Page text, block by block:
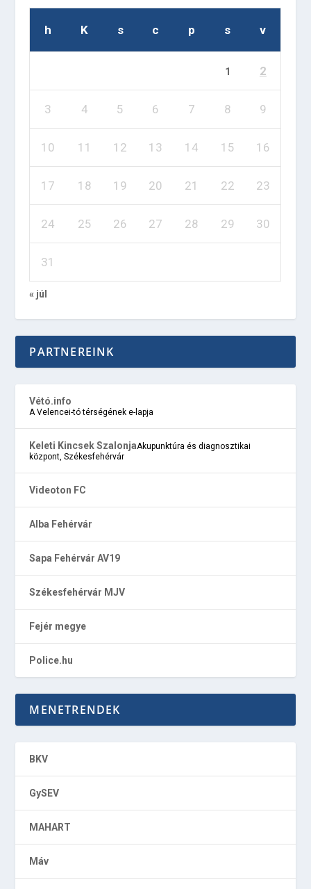
h K s c p s v
1 2
3 4 5 6 7 8 9
10 11 12 13 14 15 16
17 18 19 20 21 22 23
24 25 26 27 28 29 30
31
« júl
PARTNEREINK
Vétó.info
A Velencei-tó térségének e-lapja
Keleti Kincsek SzalonjaAkupunktúra és diagnosztikai
központ, Székesfehérvár
Videoton FC
Alba Fehérvár
Sapa Fehérvár AV19
Székesfehérvár MJV
Fejér megye
Police.hu
MENETRENDEK
BKV
GySEV
MAHART
Máv